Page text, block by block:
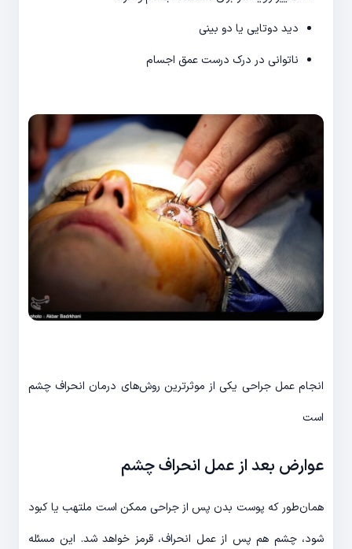
دید دوتایی یا دو بینی
ناتوانی در درک درست عمق اجسام
انجام عمل جراحی یکی از موثرترین روش‌های درمان انحراف چشم
است
عوارض بعد از عمل انحراف چشم
همان‌طور که پوست بدن پس از جراحی ممکن است ملتهب یا کبود
شود، چشم هم پس از عمل انحراف، قرمز خواهد شد. این مسئله